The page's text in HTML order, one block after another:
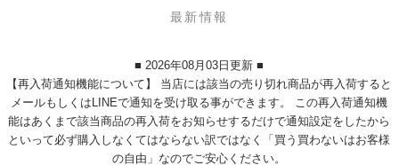
最新情報
■ 2026年08月03日更新 ■
【再入荷通知機能について】 当店には該当の売り切れ商品が再入荷すると
メールもしくはLINEで通知を受け取る事ができます。 この再入荷通知機
能はあくまで該当商品の再入荷をお知らせするだけで通知設定をしたから
といって必ず購入しなくてはならない訳ではなく「買う買わないはお客様
の自由」なのでご安心ください。